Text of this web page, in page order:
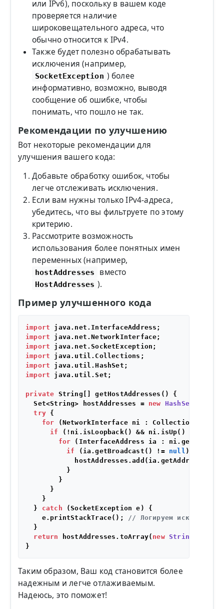
или IPv6), поскольку в вашем коде
проверяется наличие
широковещательного адреса, что
обычно относится к IPv4.
Также будет полезно обрабатывать
исключения (например,
SocketException ) более
информативно, возможно, выводя
сообщение об ошибке, чтобы
понимать, что пошло не так.
Рекомендации по улучшению
Вот некоторые рекомендации для
улучшения вашего кода:
Добавьте обработку ошибок, чтобы
легче отслеживать исключения.
Если вам нужны только IPv4-адреса,
убедитесь, что вы фильтруете по этому
критерию.
Рассмотрите возможность
использования более понятных имен
переменных (например,
hostAddresses вместо
HostAddresses ).
Пример улучшенного кода
import
import
import
import
import
import java.util.Set;
private String[] getHostAddresses() {
  Set<String> hostAddresses =
new HashSet
try {
for (NetworkInterface ni :
if
(!ni.isLoopback() && ni.isUp() &&
for (InterfaceAddress ia :
if (ia.getBroadcast() != null ) {
          }
        }
      }
    }
  }
catch (SocketException e) {
    e.printStackTrace();
// Логируем исключение
  }
return
hostAddresses.toArray( new String
Таким образом, Ваш код становится более
надежным и легче отлаживаемым.
Надеюсь, это поможет!